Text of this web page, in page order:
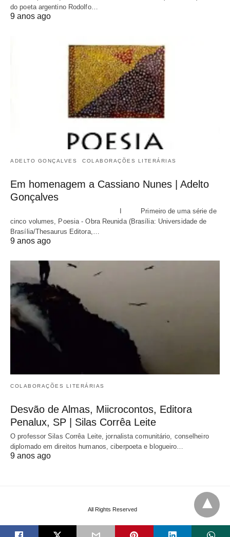
do poeta argentino Rodolfo…
9 anos ago
ADELTO GONÇALVES COLABORAÇÕES LITERÁRIAS
Em homenagem a Cassiano Nunes | Adelto
Gonçalves
I Primeiro de uma série de
cinco volumes, Poesia - Obra Reunida (Brasília: Universidade de
Brasília/Thesaurus Editora,…
9 anos ago
COLABORAÇÕES LITERÁRIAS
Desvão de Almas, Miicrocontos, Editora
Penalux, SP | Silas Corrêa Leite
O professor Silas Corrêa Leite, jornalista comunitário, conselheiro
diplomado em direitos humanos, ciberpoeta e blogueiro…
9 anos ago
All Rights Reserved